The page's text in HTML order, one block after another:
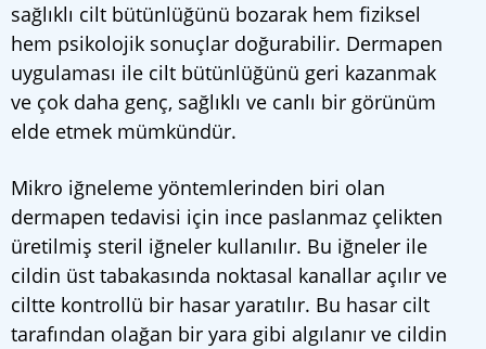
sağlıklı cilt bütünlüğünü bozarak hem fiziksel
hem psikolojik sonuçlar doğurabilir. Dermapen
uygulaması ile cilt bütünlüğünü geri kazanmak
ve çok daha genç, sağlıklı ve canlı bir görünüm
elde etmek mümkündür.
Mikro iğneleme yöntemlerinden biri olan
dermapen tedavisi için ince paslanmaz çelikten
üretilmiş steril iğneler kullanılır. Bu iğneler ile
cildin üst tabakasında noktasal kanallar açılır ve
ciltte kontrollü bir hasar yaratılır. Bu hasar cilt
tarafından olağan bir yara gibi algılanır ve cildin